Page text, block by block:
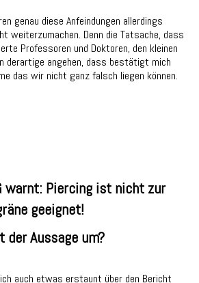
genau diese Anfeindungen allerdings
weiterzumachen. Denn die Tatsache, dass
Professoren und Doktoren, den kleinen
derartige angehen, dass bestätigt mich
das wir nicht ganz falsch liegen können.
warnt: Piercing ist nicht zur
geeignet!
Aussage um?
auch etwas erstaunt über den Bericht